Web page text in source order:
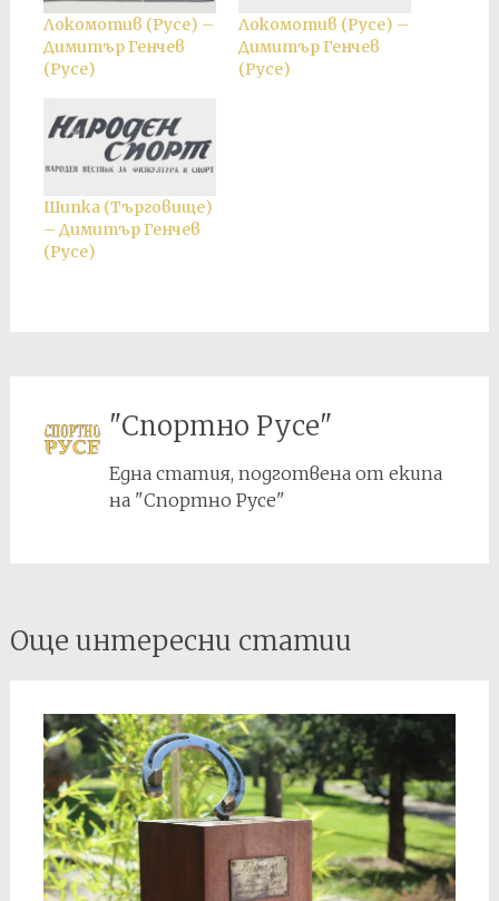
Локомотив (Русе) –
Димитър Генчев
(Русе)
Локомотив (Русе) –
Димитър Генчев
(Русе)
Шипка (Търговище)
– Димитър Генчев
(Русе)
"Спортно Русе"
Една статия, подготвена от екипа
на "Спортно Русе"
Post
navigation
Още интересни статии